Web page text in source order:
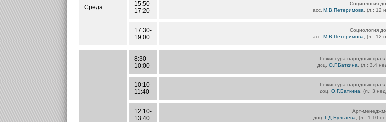
Среда
15:50-
17:20
Социология
асс. М.В.Петеримова , (л.: 12
17:30-
19:00
Социология
асс. М.В.Петеримова , (л.: 12
8:30-
10:00
Режиссура народных
доц. О.Г.Баткина , (л.: 3,4
10:10-
11:40
Режиссура народных
доц. О.Г.Баткина , (л.: 3
12:10-
13:40
Арт-
доц. Г.Д.Булгаева , (л.: 1-10